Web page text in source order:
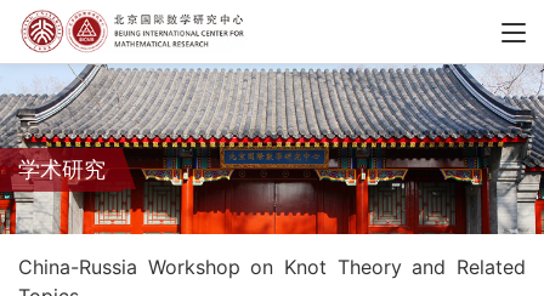
学术研究
China-Russia Workshop on Knot Theory and Related